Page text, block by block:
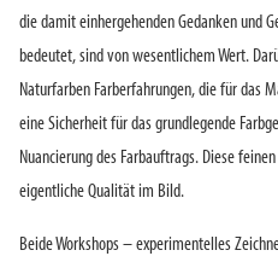
die damit einhergehenden Gedanken und
bedeutet, sind von wesentlichem Wert.
Naturfarben Farberfahrungen, die für das
eine Sicherheit für das grundlegende
Nuancierung des Farbauftrags. Diese
eigentliche Qualität im Bild.
Beide Workshops – experimentelles